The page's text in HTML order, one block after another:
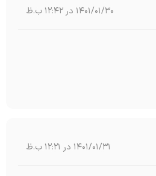
1401/01/30 در 12:42 ب.ظ
1401/01/31 در 12:21 ب.ظ